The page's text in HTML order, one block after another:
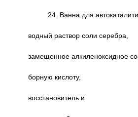
24. Ванна для
водный раствор соли серебра,
замещенное алкиленоксидное
борную кислоту,
восстановитель и